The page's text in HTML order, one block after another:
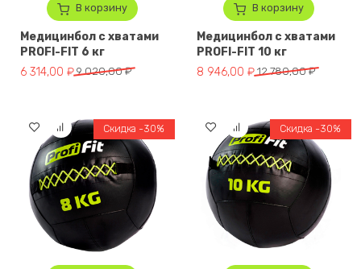
В корзину
Медицинбол с хватами
PROFI-FIT 6 кг
9 020,00₽
Первоначальная цена составляла 9 020,00 ₽.
6 314,00 ₽
Текущая цена: 6 314,00 ₽.
В корзину
Медицинбол с хватами
PROFI-FIT 10 кг
12 780,00₽
Первоначальная цена
8 946,00 ₽
Текущая цена: 8 946,00 ₽.
Скидка -30% Скидка -30%